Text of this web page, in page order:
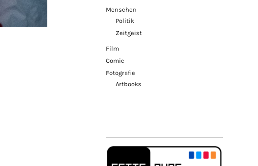
Menschen
Politik
Zeitgeist
Film
Comic
Fotografie
Artbooks